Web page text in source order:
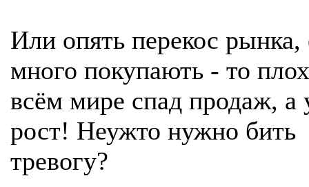
Или опять перекос рынка,
много покупають - то
всём мире спад продаж, а
рост! Неужто нужно бить
тревогу?